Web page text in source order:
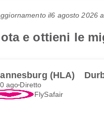
il6 agosto 2026
e ottieni le
(HLA)
ago Diretto
FlySafair